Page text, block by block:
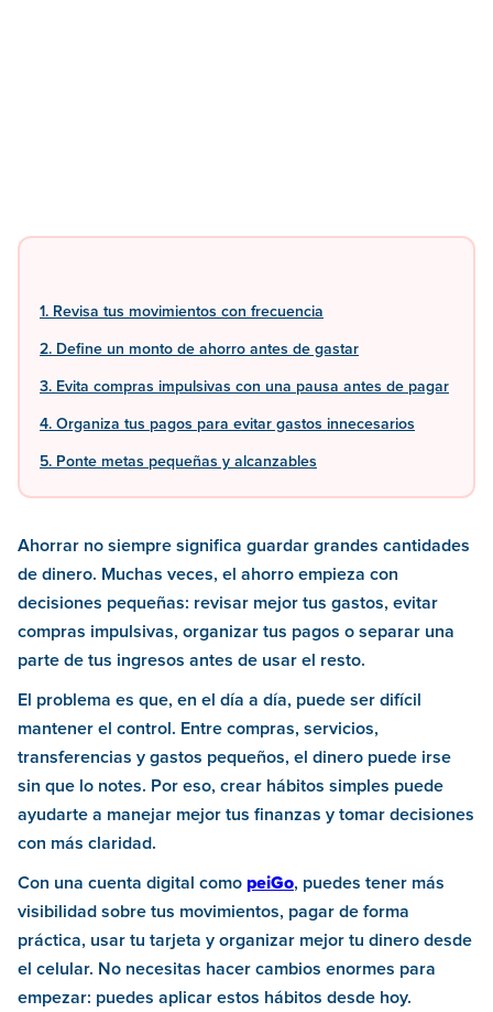
1. Revisa tus movimientos con frecuencia
2. Define un monto de ahorro antes de gastar
3. Evita compras impulsivas con una pausa antes de pagar
4. Organiza tus pagos para evitar gastos innecesarios
5. Ponte metas pequeñas y alcanzables
Ahorrar no siempre significa guardar grandes cantidades
de dinero. Muchas veces, el ahorro empieza con
decisiones pequeñas: revisar mejor tus gastos, evitar
compras impulsivas, organizar tus pagos o separar una
parte de tus ingresos antes de usar el resto.
El problema es que, en el día a día, puede ser difícil
mantener el control. Entre compras, servicios,
transferencias y gastos pequeños, el dinero puede irse
sin que lo notes. Por eso, crear hábitos simples puede
ayudarte a manejar mejor tus finanzas y tomar decisiones
con más claridad.
Con una cuenta digital como peiGo, puedes tener más
visibilidad sobre tus movimientos, pagar de forma
práctica, usar tu tarjeta y organizar mejor tu dinero desde
el celular. No necesitas hacer cambios enormes para
empezar: puedes aplicar estos hábitos desde hoy.